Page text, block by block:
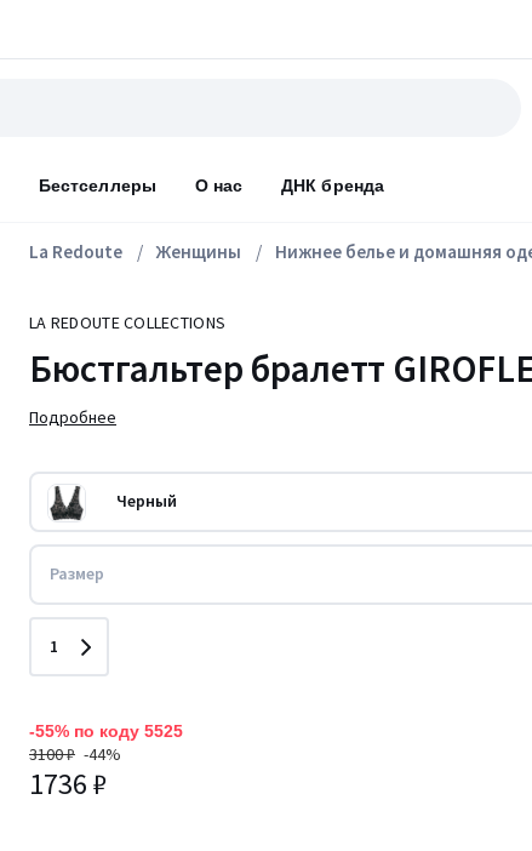
Бестселлеры О нас ДНК бренда
La Redoute Женщины Нижнее белье и домашняя
LA REDOUTE COLLECTIONS
Бюстгальтер бралетт
Подробнее
Черный
Размер
Количество
1
-55% по коду 5525
3100 ₽ -44%
1736 ₽